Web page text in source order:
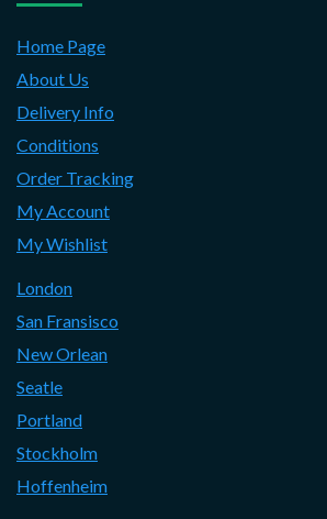
Home Page
About Us
Delivery Info
Conditions
Order Tracking
My Account
My Wishlist
London
San Fransisco
New Orlean
Seatle
Portland
Stockholm
Hoffenheim